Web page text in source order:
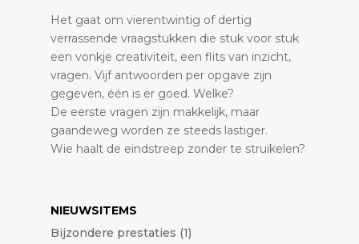
Het gaat om vierentwintig of dertig
verrassende vraagstukken die stuk voor stuk
een vonkje creativiteit, een flits van inzicht,
vragen. Vijf antwoorden per opgave zijn
gegeven, één is er goed. Welke?
De eerste vragen zijn makkelijk, maar
gaandeweg worden ze steeds lastiger.
Wie haalt de eindstreep zonder te struikelen?
NIEUWSITEMS
Bijzondere prestaties (1)